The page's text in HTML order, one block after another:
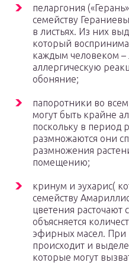
пеларгония
семейству
в листьях. Из них
который
каждым человеком –
аллергическую
обоняние;
папоротники во
могут быть крайне
поскольку в период
размножаются они
размножения
помещению;
кринум и эухарис(
семейству
цветения
объясняется
эфирных масел. При
происходит и
которые могут